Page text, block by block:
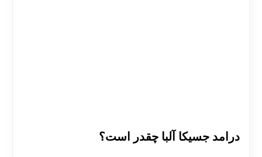
درامد جسیکا آلبا چقدر است؟